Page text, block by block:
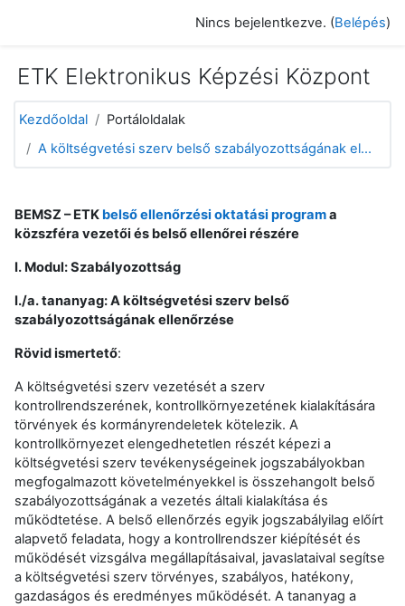
Nincs bejelentkezve. (Belépés)
ETK Elektronikus Képzési Központ
Kezdőoldal
Portáloldalak
A költségvetési szerv belső szabályozottságának el...
BEMSZ – ETK belső ellenőrzési oktatási programa
közszféra vezetői és belső ellenőrei részére
I. Modul: Szabályozottság
I./a. tananyag: A költségvetési szerv belső
szabályozottságának ellenőrzése
Rövid ismertető:
A költségvetési szerv vezetését a szerv
kontrollrendszerének, kontrollkörnyezetének kialakítására
törvények és kormányrendeletek kötelezik. A
kontrollkörnyezet elengedhetetlen részét képezi a
költségvetési szerv tevékenységeinek jogszabályokban
megfogalmazott követelményekkel is összehangolt belső
szabályozottságának a vezetés általi kialakítása és
működtetése. A belső ellenőrzés egyik jogszabályilag előírt
alapvető feladata, hogy a kontrollrendszer kiépítését és
működését vizsgálva megállapításaival, javaslataival segítse
a költségvetési szerv törvényes, szabályos, hatékony,
gazdaságos és eredményes működését. A tananyag a